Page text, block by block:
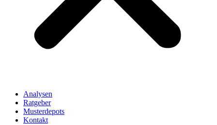
Analysen
Ratgeber
Musterdepots
Kontakt